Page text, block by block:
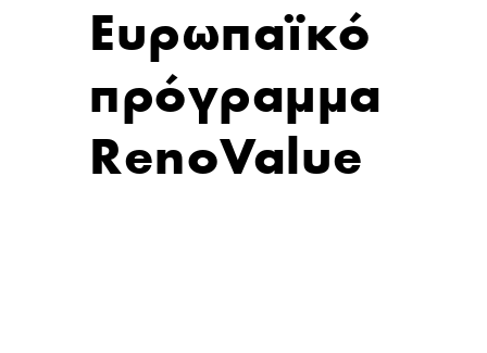
Ευρωπαϊκό
πρόγραμμα
RenoValue